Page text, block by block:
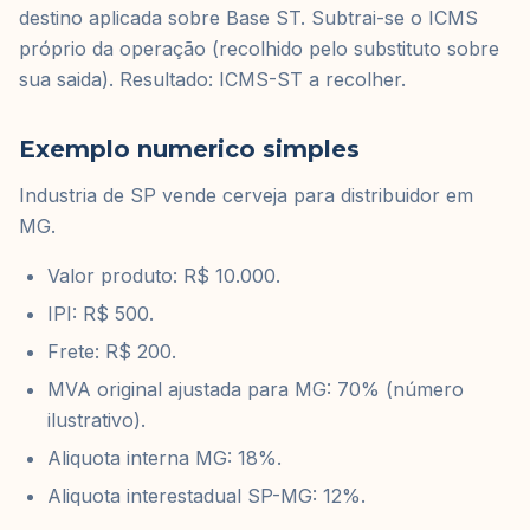
destino aplicada sobre Base ST. Subtrai-se o ICMS
próprio da operação (recolhido pelo substituto sobre
sua saida). Resultado: ICMS-ST a recolher.
Exemplo numerico simples
Industria de SP vende cerveja para distribuidor em
MG.
Valor produto: R$ 10.000.
IPI: R$ 500.
Frete: R$ 200.
MVA original ajustada para MG: 70% (número
ilustrativo).
Aliquota interna MG: 18%.
Aliquota interestadual SP-MG: 12%.